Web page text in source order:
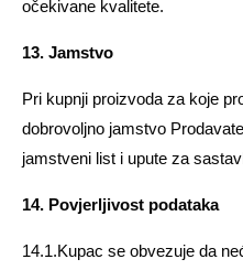
očekivane kvalitete.
13. Jamstvo
Pri kupnji proizvoda za koje
dobrovoljno jamstvo
jamstveni list i upute za
14. Povjerljivost podataka
14.1.Kupac se obvezuje da